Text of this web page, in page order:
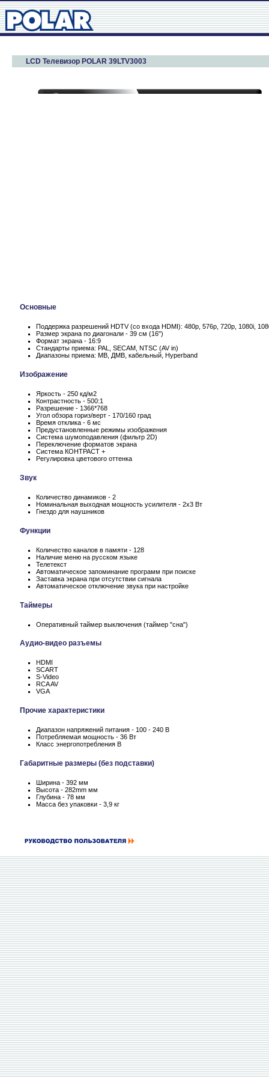
LCD Телевизор POLAR 39LTV3003
Основные
Поддержка разрешений HDTV (со входа HDMI): 480p, 576p, 720p, 1080i,
Размер экрана по диагонали - 39 см (16")
Формат экрана - 16:9
Стандарты приема: PAL, SECAM, NTSC (AV in)
Диапазоны приема: МВ, ДМВ, кабельный, Hyperband
Изображение
Яркость - 250 кд/м2
Контрастность - 500:1
Разрешение - 1366*768
Угол обзора гориз/верт - 170/160 град
Время отклика - 6 мс
Предустановленные режимы изображения
Система шумоподавления (фильтр 2D)
Переключение форматов экрана
Система КОНТРАСТ +
Регулировка цветового оттенка
Звук
Количество динамиков - 2
Номинальная выходная мощность усилителя - 2x3 Вт
Гнездо для наушников
Функции
Количество каналов в памяти - 128
Наличие меню на русском языке
Телетекст
Автоматическое запоминание программ при поиске
Заставка экрана при отсутствии сигнала
Автоматическое отключение звука при настройке
Таймеры
Оперативный таймер выключения (таймер "сна")
Аудио-видео разъемы
HDMI
SCART
S-Video
RCA AV
VGA
Прочие характеристики
Диапазон напряжений питания - 100 - 240 В
Потребляемая мощность - 36 Вт
Класс энергопотребления В
Габаритные размеры (без подставки)
Ширина - 392 мм
Высота - 282mm мм
Глубина - 78 мм
Масса без упаковки - 3,9 кг